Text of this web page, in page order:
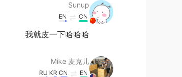
Sunup
CN
EN
我就皮一下哈哈哈
Mike 麦克儿
EN
CN
KR
RU